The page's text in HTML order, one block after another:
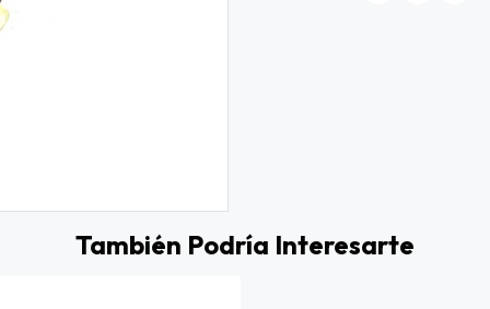
También Podría Interesarte